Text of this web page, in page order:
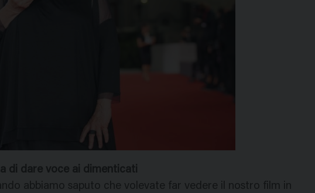
di dare voce ai dimenticati
abbiamo saputo che volevate far vedere il nostro film in